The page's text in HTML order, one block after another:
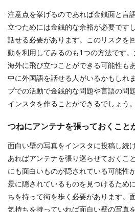
注意点を挙げるのであれば金銭面と言
立つためには金銭的な余裕が必要です
話せる必要があります。このリスクを
動を利用してみるのも1つの方法です
海外に飛び立つことができる可能性も
中に外国語を話せる人がいるかもしれ
プでの活動で金銭的な問題や言語の問
インスタを作ることができるでしょう。
つねにアンテナを張っておくこと
面白い壁の写真をインスタに投稿し続
あればアンテナを張り巡らせておくこ
にも面白いものが隠されている可能性
景に隠されているものを見つけるため
ちを持って街を歩く必要があります。
気持ちを持っていれば面白い壁の写真